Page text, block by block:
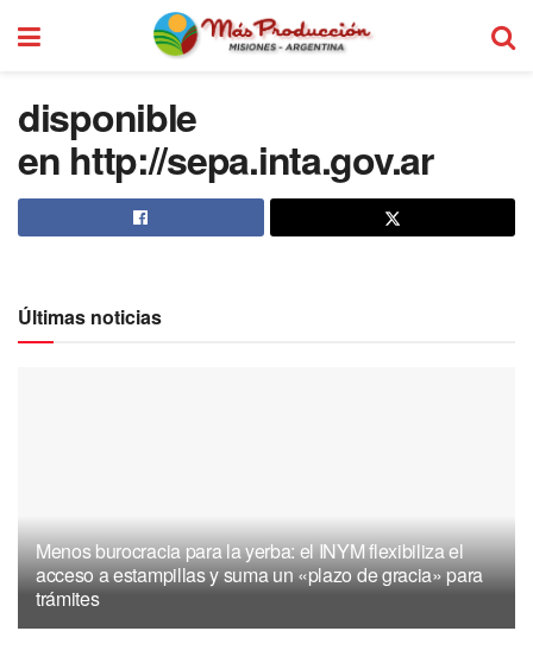
disponible
enhttp://sepa.inta.gov.ar
Últimas noticias
Menos burocracia para la yerba: el INYM flexibiliza el
acceso a estampillas y suma un «plazo de gracia» para
trámites